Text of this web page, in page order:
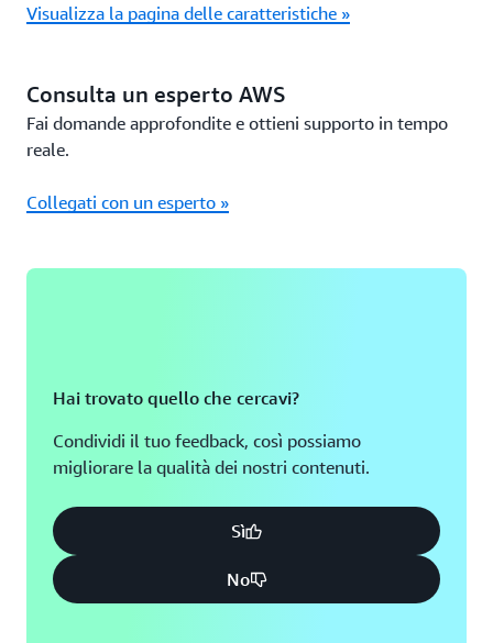
Visualizza la pagina delle caratteristiche »
Consulta un esperto AWS
Fai domande approfondite e ottieni supporto in tempo
reale.
Collegati con un esperto »
Hai trovato quello che cercavi?
Condividi il tuo feedback, così possiamo
migliorare la qualità dei nostri contenuti.
Sì
No